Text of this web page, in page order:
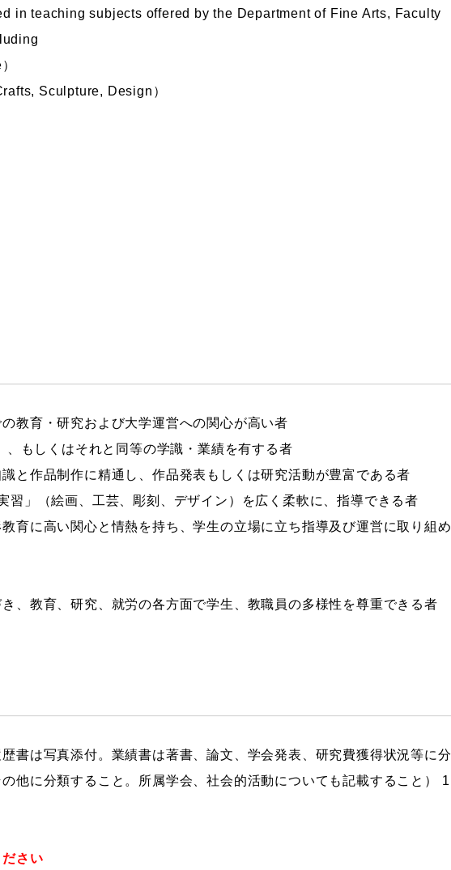
in teaching subjects offered by the Department of Fine Arts, Faculty
Sculpture, Design）
教育・研究および大学運営への関心が高い者
もしくはそれと同等の学識・業績を有する者
と作品制作に精通し、作品発表もしくは研究活動が豊富である者
習」（絵画、工芸、彫刻、デザイン）を広く柔軟に、指導できる者
育に高い関心と情熱を持ち、学生の立場に立ち指導及び運営に取り組め
、教育、研究、就労の各方面で学生、教職員の多様性を尊重できる者
書は写真添付。業績書は著書、論文、学会発表、研究費獲得状況等に分
他に分類すること。所属学会、社会的活動についても記載すること） 1
さい